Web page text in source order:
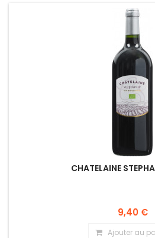
CHATELAINE
9,40 €
Ajouter au